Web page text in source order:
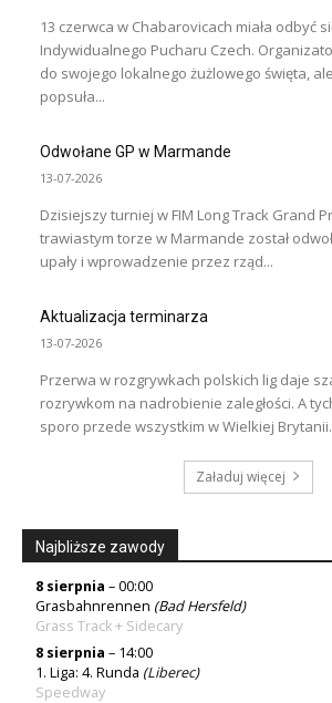
13 czerwca w Chabarovicach miała odbyć
Indywidualnego Pucharu Czech.
do swojego lokalnego żużlowego święta,
popsuła...
Odwołane GP w Marmande
13-07-2026
Dzisiejszy turniej w FIM Long Track Grand
trawiastym torze w Marmande został
upały i wprowadzenie przez rząd...
Aktualizacja terminarza
13-07-2026
Przerwa w rozgrywkach polskich lig daje
rozrywkom na nadrobienie zaległości. A
sporo przede wszystkim w Wielkiej Brytanii.
Załaduj więcej
Najbliższe zawody
8 sierpnia – 00:00
Grasbahnrennen (Bad Hersfeld)
Grass Track + Sidecary
8 sierpnia – 14:00
1. Liga: 4. Runda (Liberec)
Speedway